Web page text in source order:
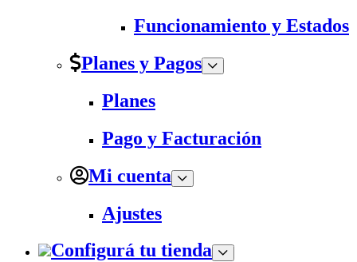
Funcionamiento y Estados
Planes y Pagos
Planes
Pago y Facturación
Mi cuenta
Ajustes
Configurá tu tienda